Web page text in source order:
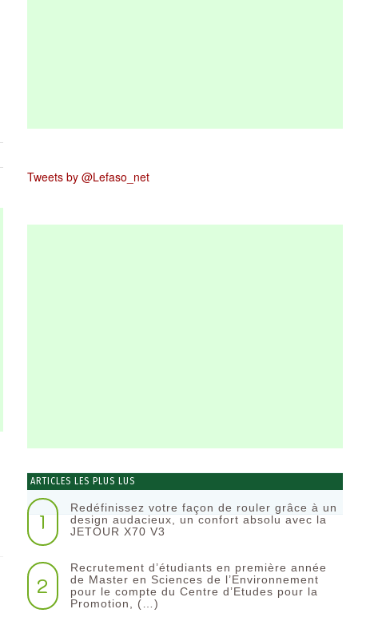
Tweets by @Lefaso_net
ARTICLES LES PLUS LUS
1
Redéfinissez votre façon de rouler grâce à un
design audacieux, un confort absolu avec la
JETOUR X70 V3
2
Recrutement d’étudiants en première année
de Master en Sciences de l’Environnement
pour le compte du Centre d’Etudes pour la
Promotion, (…)